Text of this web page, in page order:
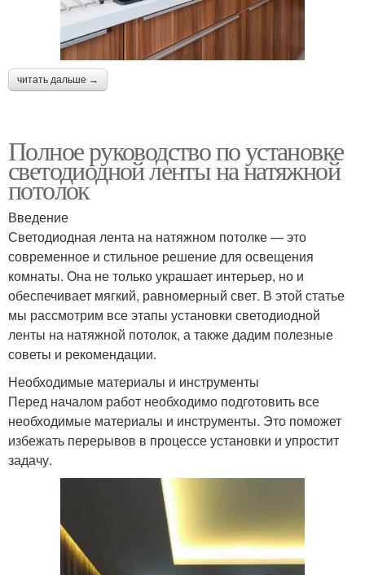
читать дальше →
Полное руководство по установке
светодиодной ленты на натяжной
потолок
Введение
Светодиодная лента на натяжном потолке — это
современное и стильное решение для освещения
комнаты. Она не только украшает интерьер, но и
обеспечивает мягкий, равномерный свет. В этой статье
мы рассмотрим все этапы установки светодиодной
ленты на натяжной потолок, а также дадим полезные
советы и рекомендации.
Необходимые материалы и инструменты
Перед началом работ необходимо подготовить все
необходимые материалы и инструменты. Это поможет
избежать перерывов в процессе установки и упростит
задачу.